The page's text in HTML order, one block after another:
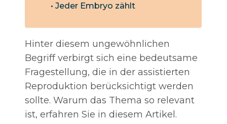
Jeder Embryo zählt
Hinter diesem ungewöhnlichen
Begriff verbirgt sich eine bedeutsame
Fragestellung, die in der assistierten
Reproduktion berücksichtigt werden
sollte. Warum das Thema so relevant
ist, erfahren Sie in diesem Artikel.